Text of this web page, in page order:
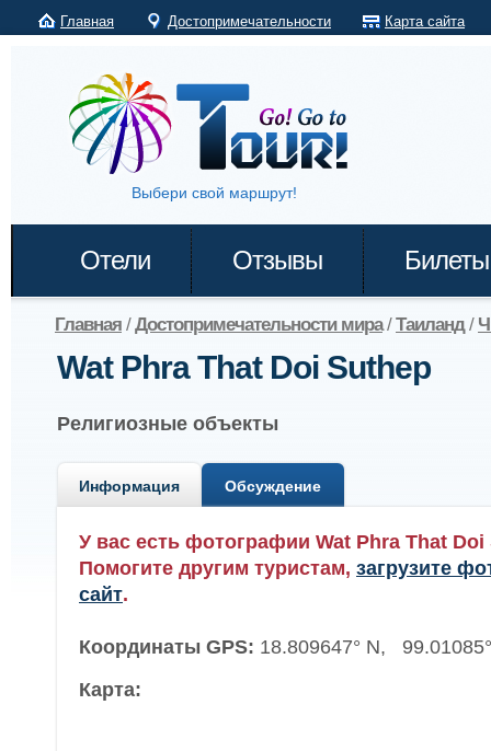
Главная Достопримечательности Карта сайта
Выбери свой маршрут!
Отели Отзывы Билеты
Главная /Достопримечательности мира/Таиланд/
Wat Phra That Doi Suthep
Религиозные объекты
Информация Обсуждение
У вас есть фотографии Wat Phra That Doi
Помогите другим туристам, загрузите
сайт.
Координаты GPS: 18.809647° N,
Карта: